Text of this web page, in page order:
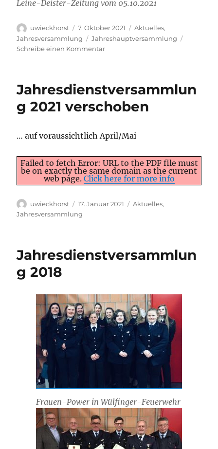
Leine-Deister-Zeitung vom 05.10.2021
Autor
uwieckhorst
Veröffentlicht
am
7. Oktober 2021 Kategorien
Aktuelles,
Jahresversammlung
Schlagwörter
Jahreshauptversammlung
Schreibe einen Kommentarzu
im
Rahmen
Jahresdienstversammlun
g 2021 verschoben​
… auf voraussichtlich April/Mai
Failed to fetch Error: URL to the PDF file must
be on exactly the same domain as the current
web page. Click here for more info
Autor
uwieckhorst
Veröffentlicht
am
17. Januar 2021 Kategorien
Aktuelles,
Jahresversammlung
Jahresdienstversammlun
g 2018
Frauen-Power in Wülfinger-Feuerwehr